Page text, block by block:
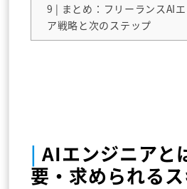
9 | まとめ：フリーランスAI
ア戦略と次のステップ
| AIエンジニアと
要・求められるス